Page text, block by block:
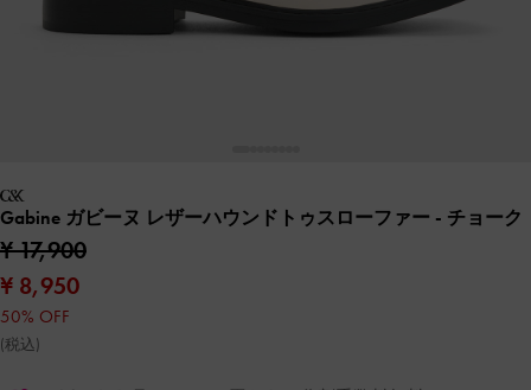
Gabine ガビーヌ レザーハウンドトゥスローファー - チョーク
¥ 17,900
¥ 8,950
50% OFF
(税込)